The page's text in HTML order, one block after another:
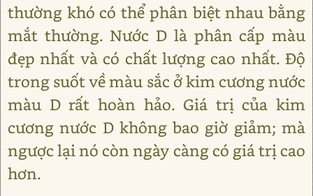
thường khó có thể phân biệt nhau bằng
mắt thường. Nước D là phân cấp màu
đẹp nhất và có chất lượng cao nhất. Độ
trong suốt về màu sắc ở kim cương nước
màu D rất hoàn hảo. Giá trị của kim
cương nước D không bao giờ giảm; mà
ngược lại nó còn ngày càng có giá trị cao
hơn.